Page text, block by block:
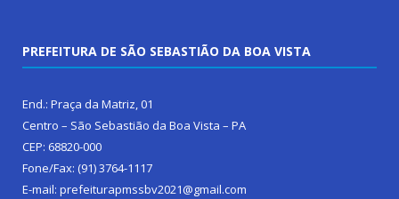
PREFEITURA DE SÃO SEBASTIÃO DA BOA VISTA
End.: Praça da Matriz, 01
Centro – São Sebastião da Boa Vista – PA
CEP: 68820-000
Fone/Fax: (91) 3764-1117
E-mail: prefeiturapmssbv2021@gmail.com